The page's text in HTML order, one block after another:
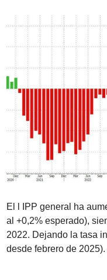
El l IPP general ha
al +0,2% esperado),
2022. Dejando la tasa
desde febrero de 2025).